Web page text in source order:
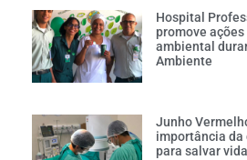
Hospital
promove
ambiental
Ambiente
Junho
importância da
para salvar